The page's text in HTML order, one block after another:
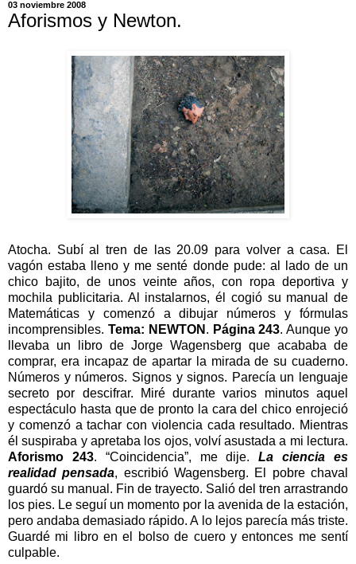
03 noviembre 2008
Aforismos y Newton.
Atocha. Subí al tren de las 20.09 para volver a casa. El
vagón estaba lleno y me senté donde pude: al lado de un
chico bajito, de unos veinte años, con ropa deportiva y
mochila publicitaria. Al instalarnos, él cogió su manual de
Matemáticas y comenzó a dibujar números y fórmulas
incomprensibles. Tema: NEWTON . Página 243. Aunque yo
llevaba un libro de Jorge Wagensberg que acababa de
comprar, era incapaz de apartar la mirada de su cuaderno.
Números y números. Signos y signos. Parecía un lenguaje
secreto por descifrar. Miré durante varios minutos aquel
espectáculo hasta que de pronto la cara del chico enrojeció
y comenzó a tachar con violencia cada resultado. Mientras
él suspiraba y apretaba los ojos, volví asustada a mi lectura.
Aforismo 243. “Coincidencia”, me dije.La ciencia es
realidad pensada, escribió Wagensberg. El pobre chaval
guardó su manual. Fin de trayecto. Salió del tren arrastrando
los pies. Le seguí un momento por la avenida de la estación,
pero andaba demasiado rápido. A lo lejos parecía más triste.
Guardé mi libro en el bolso de cuero y entonces me sentí
culpable.